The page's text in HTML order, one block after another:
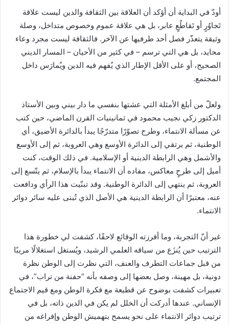
أودّ في البداية أن أؤكد أن العلاقة بين الثقافة والدين ليست علاقة
تَجاوُرٍ أو تَقاطُعٍ عابر، بل هي علاقة عموم وخصوص متداخل، وصلة
وثيقة يتعذّر فصل أحد طرفيها عن الآخر. فالثقافة ليست مجرد وعاء
محايد، بل هي التي ترسم – في كثير من الأحيان – المسار الديني
الصحيح، أو على الأقل الإطار الذي يُفهم فيه الدين ويُمارَس داخل
المجتمع.
ولعلّ من أبلغ الأمثلة التي عشتها بنفسي ما دار بيني وبين الأستاذ
الدكتور زكي نجيب محمود في ثمانينيات القرن الماضي، حين كتب
عن مسألة الانتماء، وطرح تصوّرًا متدرّجًا يبدأ بالدائرة الأضيق، أي
الوطنية، ثم يرتقي إلى الدائرة الأوسع وهي العروبة، ثم إلى الأوسع
والأشمل وهي الرابطة الدينية أو الإسلامية. في ذلك الوقت، كنت
أميل إلى طرحٍ معاكس، مفاده أن الانتماء يبدأ بالإسلام، ثم يتّسع إلى
العروبة، ثم ينتهي إلى الدائرة الوطنية. وقد تبنّيت هذا الرأي ودافعت
عنه، معتبرًا أن الرابطة الدينية هي الأصل الذي تُبنى عليه سائر دوائر
الانتماء.
غير أنّ التجربة، وما أفرزته الوقائع لاحقًا، كشفت لي خطورة هذا
الترتيب حين يُنزَع من سياقه العلمي الرشيد، ويُستغل استغلالًا مريبًا
من قبل جماعات التطرف والعنف، التي نظرت إلى الوطن نظرة
دونية، بل مهينة، وصل بعضها إلى وصفه بأنه “حفنة من تراب”، في
تعبيرات كشفت بوضوح عن قطيعة مع فكرة الوطن ومع قيم الاجتماع
الإنساني. عندها أدركت أن الخلل لم يكن في الدين ذاته، بل في
ترتيب دوائر الانتماء على نحو يسمح بتهميش الوطن وإفراغه من